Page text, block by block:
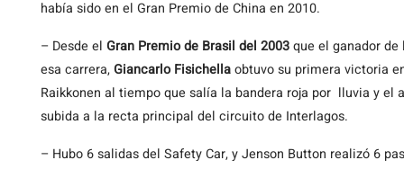
había sido en el Gran Premio de China en 2010.
– Desde el Gran Premio de Brasil del 2003que el ganador
esa carrera,Giancarlo Fisichellaobtuvo su primera victoria
Raikkonen al tiempo que salía la bandera roja por lluvia y el
subida a la recta principal del circuito de Interlagos.
– Hubo 6 salidas del Safety Car, y Jenson Button realizó 6